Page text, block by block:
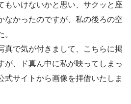
もいけないかと思い、サクッと座
なかったのですが、私の後ろの空
真で気が付きまして、こちらに掲
が、ド真ん中に私が映ってしまっ
式サイトから画像を拝借いたしま